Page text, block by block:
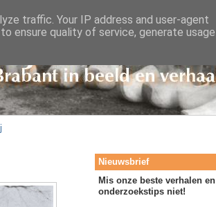
Nieuwsbrief
Mis onze beste verhalen en
onderzoekstips niet!
traffic. Your IP address and user-agent
ensure quality of service, generate usage